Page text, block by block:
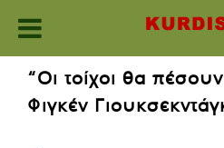
content
“Οι τοίχοι θα
Φιγκέν